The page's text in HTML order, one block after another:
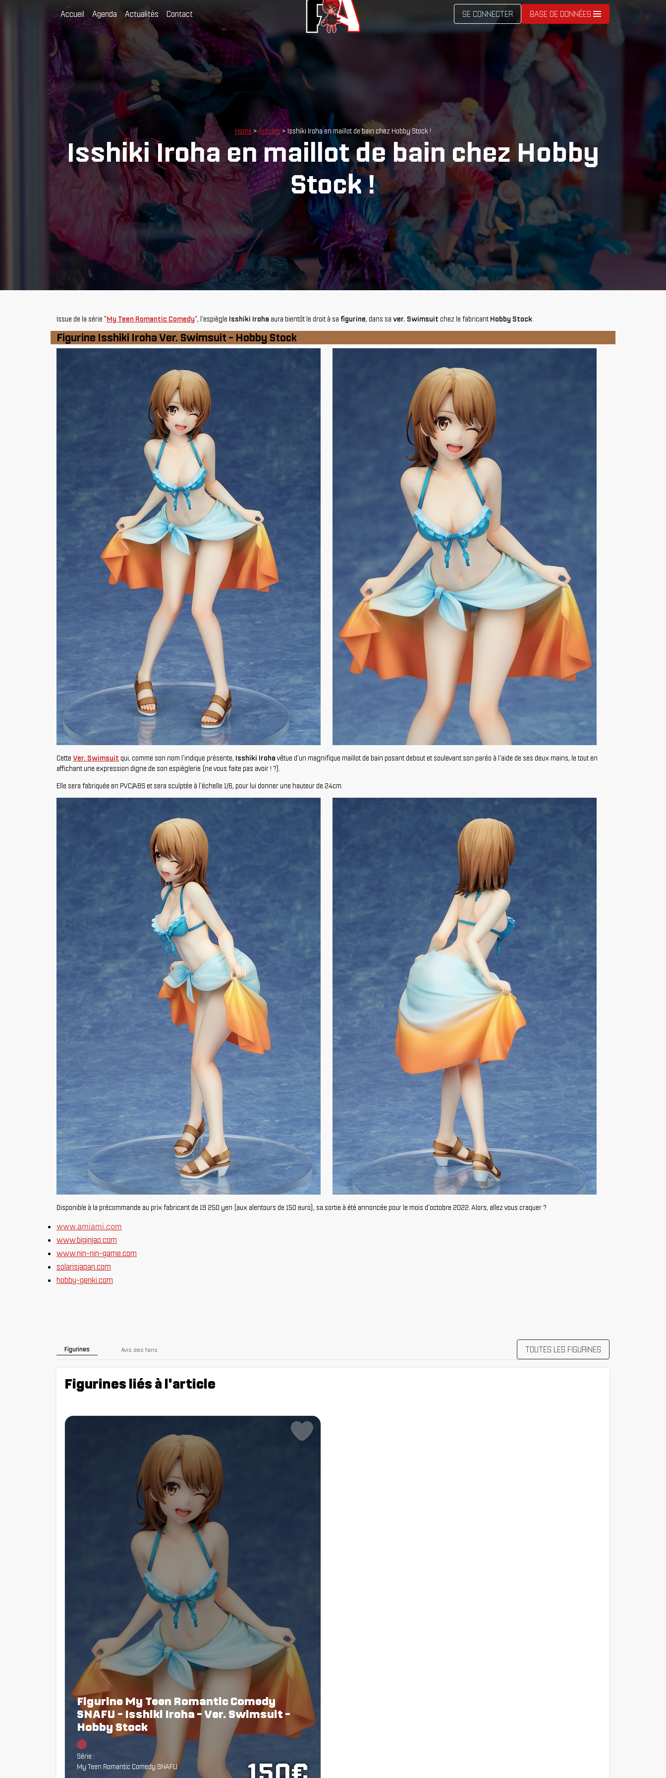
Accueil Agenda Actualités Contact SE CONNECTER BASE DE DONNÉES
Home >Articles> Isshiki Iroha en maillot de bain chez Hobby Stock !
Isshiki Iroha en maillot de bain chez Hobby
Stock !
Issue de la série "My Teen Romantic Comedy", l'espiègle Isshiki Iroha aura bientôt le droit à sa figurine, dans sa ver. Swimsuit chez le fabricant Hobby Stock.
Figurine Isshiki Iroha Ver. Swimsuit - Hobby Stock
Cette Ver. Swimsuit qui, comme son nom l'indique présente, Isshiki Iroha vêtue d'un magnifique maillot de bain posant debout et soulevant son paréo à l'aide de ses deux mains, le tout en
affichant une expression digne de son espièglerie (ne vous faite pas avoir ! ?).
Elle sera fabriquée en PVC/ABS et sera sculptée à l'échelle 1/6, pour lui donner une hauteur de 24cm.
Disponible à la précommande au prix fabricant de 19 250 yen (aux alentours de 150 euro), sa sortie à été annoncée pour le mois d'octobre 2022. Alors, allez vous craquer ?
www.amiami.com
www.biginjap.com
www.nin-nin-game.com
solarisjapan.com
hobby-genki.com
Figurines Avis des fans TOUTES LES FIGURINES
Figurines liés à l'article
Figurine My Teen Romantic Comedy
SNAFU - Isshiki Iroha - Ver. Swimsuit -
Hobby Stock
Chargement...
Série :
My Teen Romantic Comedy SNAFU